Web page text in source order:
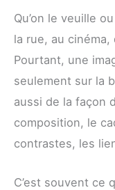
Qu’on le veuille
la rue, au
Pourtant, une
seulement sur la
aussi de la façon
composition, le
contrastes, les
C’est souvent ce